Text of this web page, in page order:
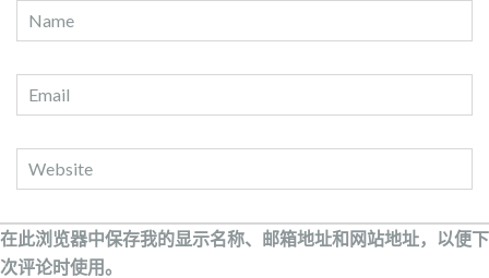
在此浏览器中保存我的显示名称、邮箱地址和网站地址，以便下
次评论时使用。